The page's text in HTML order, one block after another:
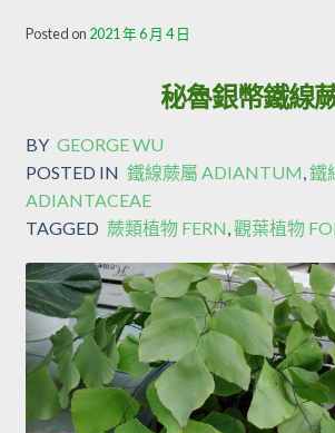
Posted on 2021 年 6 月 4 日
秘魯銀幣鐵線
BY GEORGE WU
POSTED IN 鐵線蕨屬 ADIANTUM,鐵
ADIANTACEAE
TAGGED 蕨類植物 FERN,觀葉植物